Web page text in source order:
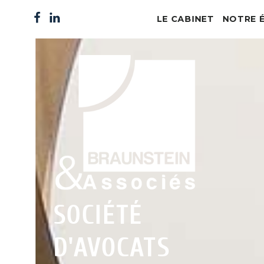
LE CABINET
Cabinet Marseille
NOTRE
Nos
Avocats
Nos
Avocats
SOCIÉTÉ
D'AVOCATS